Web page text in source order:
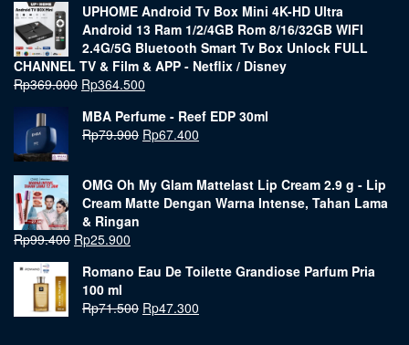
UPHOME Android Tv Box Mini 4K-HD Ultra
Android 13 Ram 1/2/4GB Rom 8/16/32GB WIFI
2.4G/5G Bluetooth Smart Tv Box Unlock FULL
CHANNEL TV & Film & APP - Netflix / Disney
Rp369.000 Rp364.500
MBA Perfume - Reef EDP 30ml
Rp79.900 Rp67.400
OMG Oh My Glam Mattelast Lip Cream 2.9 g - Lip
Cream Matte Dengan Warna Intense, Tahan Lama
& Ringan
Rp99.400 Rp25.900
Romano Eau De Toilette Grandiose Parfum Pria
100 ml
Rp71.500 Rp47.300